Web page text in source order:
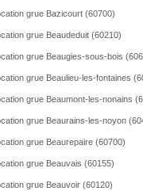
grue Bazicourt (60700)
grue Beaudeduit (60210)
grue Beaugies-sous-bois
grue Beaulieu-les-fontaines
grue Beaumont-les-nonains
grue Beaurains-les-noyon
grue Beaurepaire (60700)
grue Beauvais (60155)
grue Beauvoir (60120)